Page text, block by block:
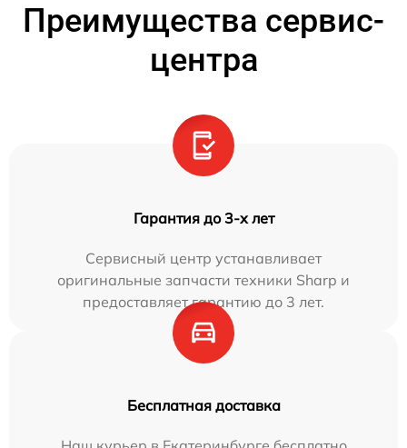
Преимущества сервис-
центра
Гарантия до 3-х лет
Сервисный центр устанавливает
оригинальные запчасти техники Sharp и
предоставляет гарантию до 3 лет.
Бесплатная доставка